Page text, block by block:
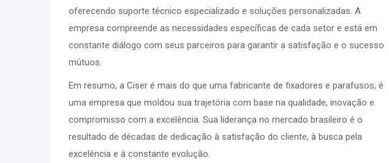
oferecendo suporte técnico especializado e soluções personalizadas. A
empresa compreende as necessidades específicas de cada setor e está em
constante diálogo com seus parceiros para garantir a satisfação e o sucesso
mútuos.
Em resumo, a Ciser é mais do que uma fabricante de fixadores e parafusos; é
uma empresa que moldou sua trajetória com base na qualidade, inovação e
compromisso com a excelência. Sua liderança no mercado brasileiro é o
resultado de décadas de dedicação à satisfação do cliente, à busca pela
excelência e à constante evolução.